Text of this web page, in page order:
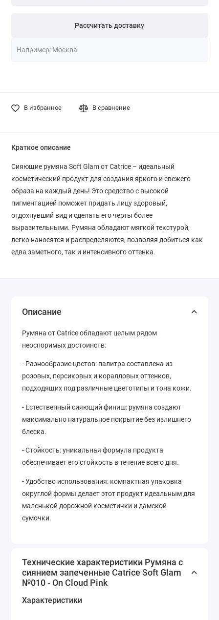
Рассчитать доставку
В избранное В сравнение
Краткое описание
Сияющие румяна Soft Glam от Catrice – идеальный
косметический продукт для создания яркого и свежего
образа на каждый день! Это средство с высокой
пигментацией поможет придать лицу здоровый,
отдохнувший вид и сделать его черты более
выразительными. Румяна обладают мягкой текстурой,
легко наносятся и распределяются, позволяя добиться как
едва заметного, так и интенсивного оттенка.
Описание
Румяна от Catrice обладают целым рядом
неоспоримых достоинств:
- Разнообразие цветов: палитра составлена из
розовых, персиковых и коралловых оттенков,
подходящих под различные цветотипы и тона кожи.
- Естественный сияющий финиш: румяна создают
максимально натуральное покрытие без излишнего
блеска.
- Стойкость: уникальная формула продукта
обеспечивает его стойкость в течение всего дня.
- Удобство использования: компактная упаковка
округлой формы делает этот продукт идеальным для
маленькой дорожной косметички и дамской
сумочки.
Технические характеристики Румяна с
сиянием запеченные Catrice Soft Glam
№010 - On Cloud Pink
Характеристики